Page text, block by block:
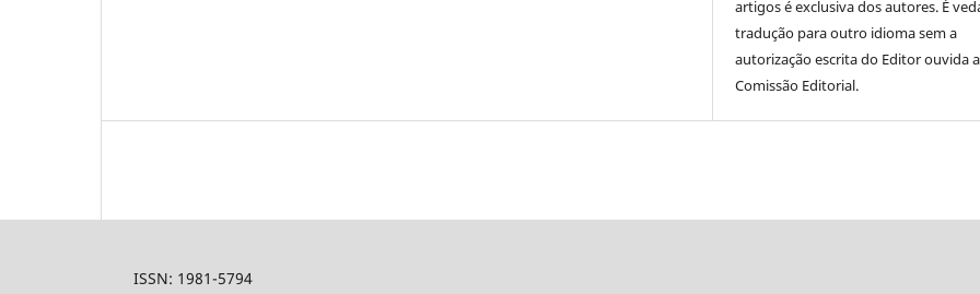
artigos é exclusiva dos autores. É
tradução para outro idioma sem a
autorização escrita do Editor ouvida a
Comissão Editorial.
ISSN: 1981-5794